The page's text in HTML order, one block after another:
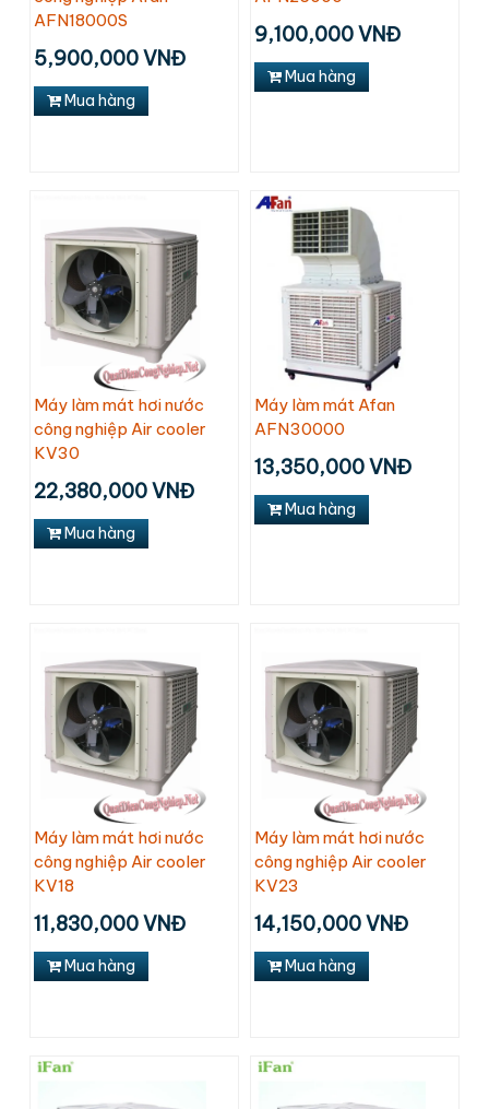
AFN18000S
5,900,000 VNĐ
Mua hàng
9,100,000 VNĐ
Mua hàng
Máy làm mát hơi nước
công nghiệp Air cooler
KV30
22,380,000 VNĐ
Mua hàng
Máy làm mát Afan
AFN30000
13,350,000 VNĐ
Mua hàng
Máy làm mát hơi nước
công nghiệp Air cooler
KV18
11,830,000 VNĐ
Mua hàng
Máy làm mát hơi nước
công nghiệp Air cooler
KV23
14,150,000 VNĐ
Mua hàng